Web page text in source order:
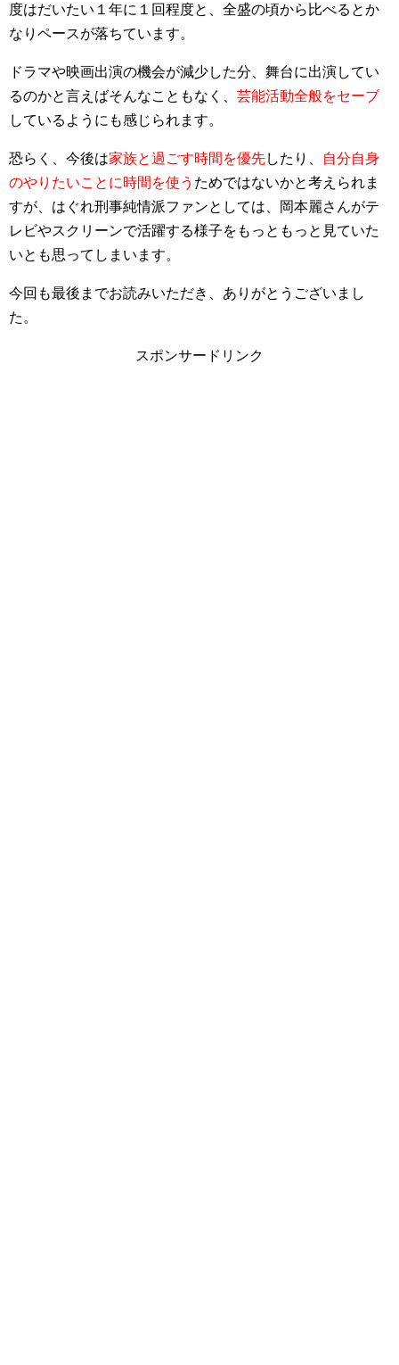
度はだいたい１年に１回程度と、全盛の頃から比べるとか
なりペースが落ちています。
ドラマや映画出演の機会が減少した分、舞台に出演してい
るのかと言えばそんなこともなく、 芸能活動全般をセーブ
しているようにも感じられます。
恐らく、今後は家族と過ごす時間を優先したり、
自分自身
のやりたいことに時間を使う ためではないかと考えられま
すが、はぐれ刑事純情派ファンとしては、岡本麗さんがテ
レビやスクリーンで活躍する様子をもっともっと見ていた
いとも思ってしまいます。
今回も最後までお読みいただき、ありがとうございまし
た。
スポンサードリンク